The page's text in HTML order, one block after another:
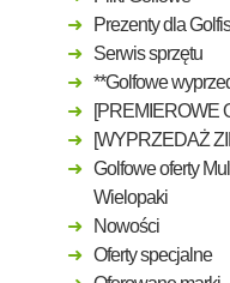
Prezenty dla
Serwis sprzętu
**Golfowe
[PREMIEROWE
[WYPRZEDAŻ
Golfowe oferty
Wielopaki
Nowości
Oferty specjalne